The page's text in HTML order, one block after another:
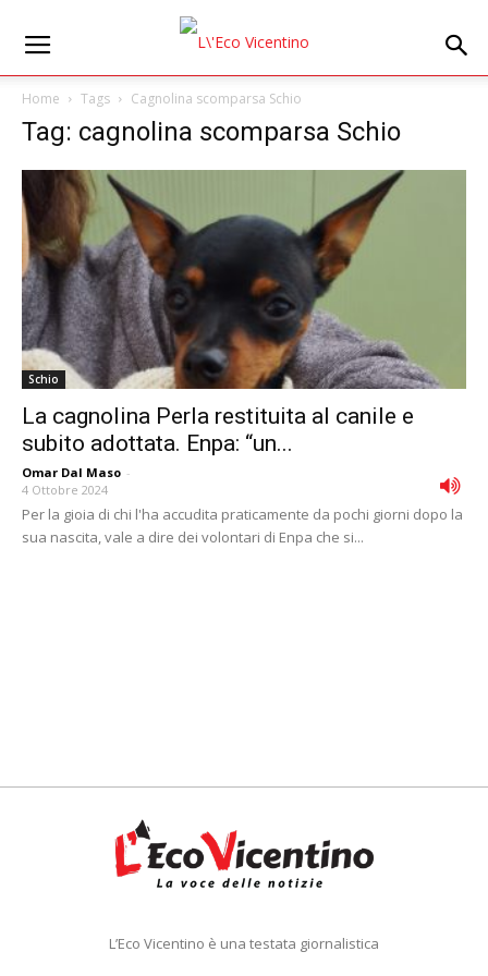
Home Tags Cagnolina scomparsa Schio
Tag: cagnolina scomparsa Schio
Schio
La cagnolina Perla restituita al canile e
subito adottata. Enpa: “un...
Omar Dal Maso -
4 Ottobre 2024
Per la gioia di chi l'ha accudita praticamente da pochi giorni dopo la
sua nascita, vale a dire dei volontari di Enpa che si...
L’Eco Vicentino è una testata giornalistica